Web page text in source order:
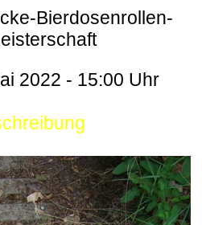
Bierdosenrollen-
2022 - 15:00 Uhr